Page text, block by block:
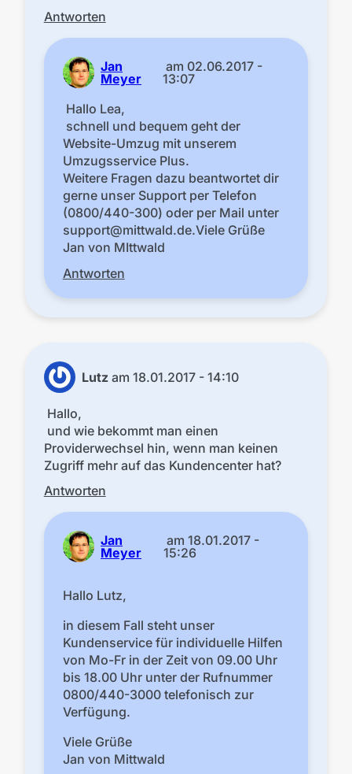
Antworten
Jan
Meyer
am 02.06.2017 -
13:07
Hallo Lea,
schnell und bequem geht der
Website-Umzug mit unserem
Umzugsservice Plus.
Weitere Fragen dazu beantwortet dir
gerne unser Support per Telefon
(0800/440-300) oder per Mail unter
support
mittwald.de.Viele Grüße
Jan von MIttwald
Antworten
Lutz am 18.01.2017 - 14:10
Hallo,
und wie bekommt man einen
Providerwechsel hin, wenn man keinen
Zugriff mehr auf das Kundencenter hat?
Antworten
Jan
Meyer
am 18.01.2017 -
15:26
Hallo Lutz,
in diesem Fall steht unser
Kundenservice für individuelle Hilfen
von Mo-Fr in der Zeit von 09.00 Uhr
bis 18.00 Uhr unter der Rufnummer
0800/440-3000 telefonisch zur
Verfügung.
Viele Grüße
Jan von Mittwald